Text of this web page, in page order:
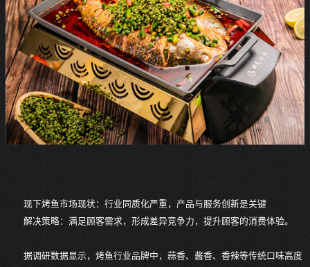
现下烤鱼市场现状：行业同质化严重，产品与服务创新是关键
解决策略：满足顾客需求，形成差异竞争力，提升顾客的消费体验。
据调研数据显示，烤鱼行业品牌中，蒜香、酱香、香辣等传统口味高度